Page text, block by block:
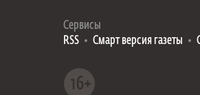
Сервисы
RSS
Смарт версия газеты